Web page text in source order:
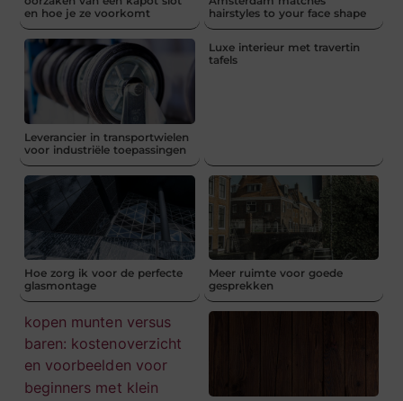
en hoe je ze voorkomt
hairstyles to your face shape
Leverancier in transportwielen
voor industriële toepassingen
Luxe interieur met travertin
tafels
Hoe zorg ik voor de perfecte
glasmontage
Meer ruimte voor goede
gesprekken